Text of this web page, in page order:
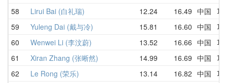
58
Lirui Bai (白礼瑞) 12.24 16.49 中国
59 Yuleng Dai (戴与冷) 15.81 16.60 中国
60 Wenwei Li (李汶蔚) 13.52 16.66 中国
61 Xiran Zhang (张晰然) 14.99 16.69 中国
62 Le Rong (荣乐) 13.14 16.82 中国